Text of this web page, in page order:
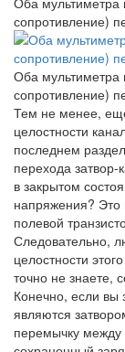
сопротивление)
Оба мультиметра
сопротивление)
Тем не менее,
целостности
последнем
перехода
в закрытом
напряжения? Это
полевой
Следовательно,
целостности
точно не знаете,
Конечно, если вы
являются
перемычку между